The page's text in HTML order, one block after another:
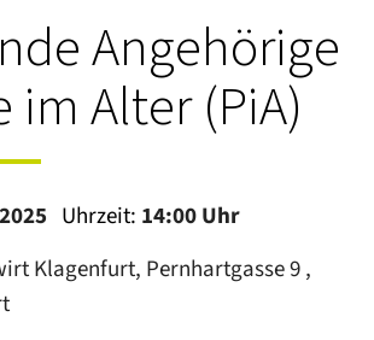
Angehörige
im Alter (PiA)
Uhrzeit: 14:00 Uhr
Klagenfurt, Pernhartgasse 9 ,